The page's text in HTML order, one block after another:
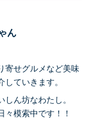
ん
寄せグルメなど美味
していきます。
ん坊なわたし。
々模索中です！！